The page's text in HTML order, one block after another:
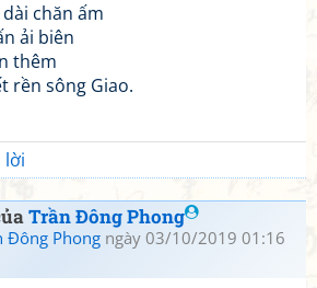
chăn ấm
ải biên
thêm
rền sông Giao.
lời
Trần Đông Phong
Đông Phong ngày 03/10/2019 01:16